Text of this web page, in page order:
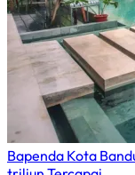
Bapenda Kota